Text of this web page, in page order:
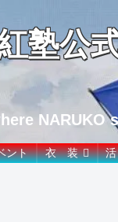
塾公
NARUKO
ント 衣 装